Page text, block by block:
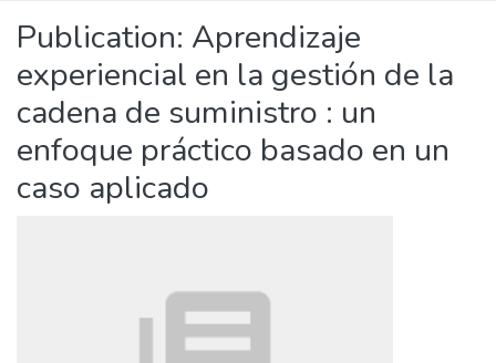
Publication: Aprendizaje
experiencial en la gestión de la
cadena de suministro : un
enfoque práctico basado en un
caso aplicado